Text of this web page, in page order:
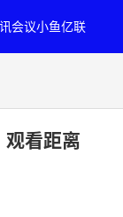
会议小鱼亿联
看距离